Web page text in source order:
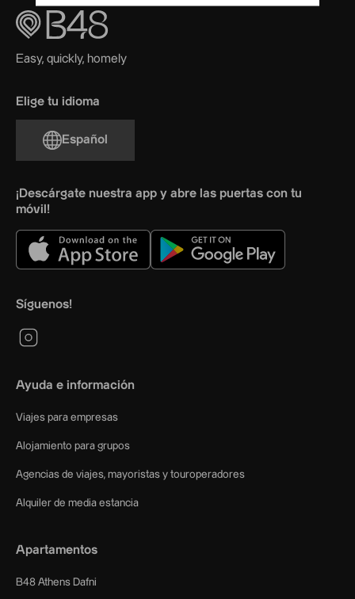
Easy, quickly, homely
Elige tu idioma
Español
¡Descárgate nuestra app y abre las puertas con tu
móvil!
Síguenos!
Ayuda e información
Viajes para empresas
Alojamiento para grupos
Agencias de viajes, mayoristas y touroperadores
Alquiler de media estancia
Apartamentos
B48 Athens Dafni